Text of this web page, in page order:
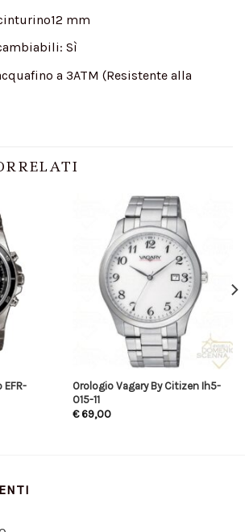
12 mm
Sì
fino a 3ATM (Resistente alla
EFR-
Orologio Vagary By Citizen Ih5-
015-11
€69,00